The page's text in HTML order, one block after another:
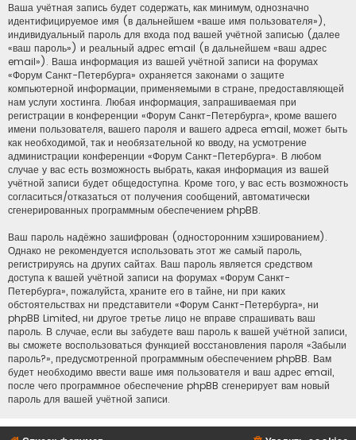
Ваша учётная запись будет содержать, как минимум, однозначно
идентифицируемое имя (в дальнейшем «ваше имя пользователя»),
индивидуальный пароль для входа под вашей учётной записью (далее
«ваш пароль») и реальный адрес email (в дальнейшем «ваш адрес
email»). Ваша информация из вашей учётной записи на форумах
«Форум Санкт-Петербурга» охраняется законами о защите
компьютерной информации, применяемыми в стране, предоставляющей
нам услуги хостинга. Любая информация, запрашиваемая при
регистрации в конференции «Форум Санкт-Петербурга», кроме вашего
имени пользователя, вашего пароля и вашего адреса email, может быть
как необходимой, так и необязательной ко вводу, на усмотрение
администрации конференции «Форум Санкт-Петербурга». В любом
случае у вас есть возможность выбрать, какая информация из вашей
учётной записи будет общедоступна. Кроме того, у вас есть возможность
согласиться/отказаться от получения сообщений, автоматически
сгенерированных программным обеспечением phpBB.
Ваш пароль надёжно зашифрован (односторонним хэшированием).
Однако не рекомендуется использовать этот же самый пароль,
регистрируясь на других сайтах. Ваш пароль является средством
доступа к вашей учётной записи на форумах «Форум Санкт-
Петербурга», пожалуйста, храните его в тайне, ни при каких
обстоятельствах ни представители «Форум Санкт-Петербурга», ни
phpBB Limited, ни другое третье лицо не вправе спрашивать ваш
пароль. В случае, если вы забудете ваш пароль к вашей учётной записи,
вы сможете воспользоваться функцией восстановления пароля «Забыли
пароль?», предусмотренной программным обеспечением phpBB. Вам
будет необходимо ввести ваше имя пользователя и ваш адрес email,
после чего программное обеспечение phpBB сгенерирует вам новый
пароль для вашей учётной записи.